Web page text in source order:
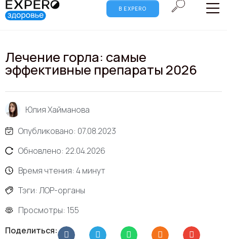
В EXPERO
Лечение горла: самые
эффективные препараты 2026
Юлия Хайманова
Опубликовано: 07.08.2023
Обновлено: 22.04.2026
Время чтения: 4минут
Тэги: ЛОР-органы
Просмотры: 155
Поделиться: